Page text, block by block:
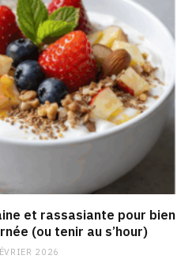
et rassasiante pour bien
(ou tenir au s’hour)
2026